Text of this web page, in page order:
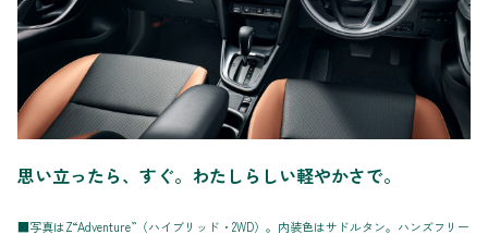
思い立ったら、すぐ。わたしらしい軽やかさで。
■写真はZ“Adventure”（ハイブリッド・2WD）。内装色はサドルタン。ハンズフリー